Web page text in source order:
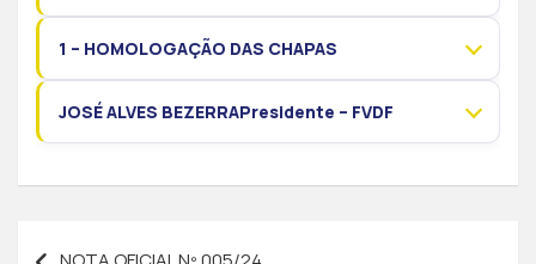
1 – HOMOLOGAÇÃO DAS CHAPAS
JOSÉ ALVES BEZERRAPresidente – FVDF